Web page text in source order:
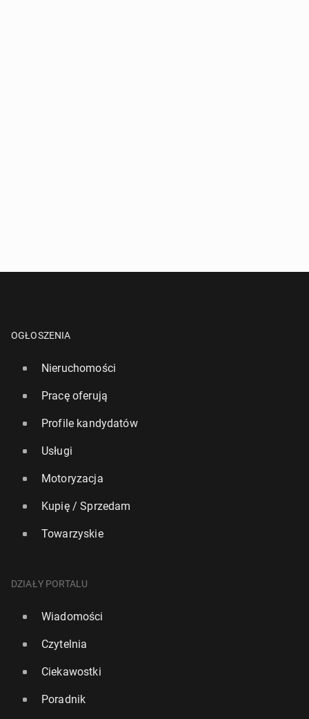
OGŁOSZENIA
Nieruchomości
Pracę oferują
Profile kandydatów
Usługi
Motoryzacja
Kupię / Sprzedam
Towarzyskie
DZIAŁY PORTALU
Wiadomości
Czytelnia
Ciekawostki
Poradnik